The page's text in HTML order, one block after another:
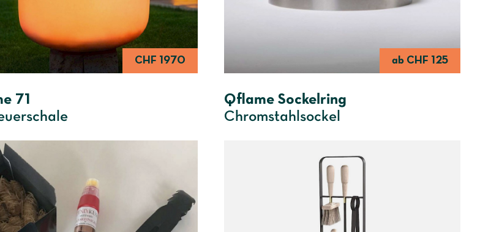
CHF 1970
71
ab CHF 125
Qflame Sockelring
Chromstahlsockel